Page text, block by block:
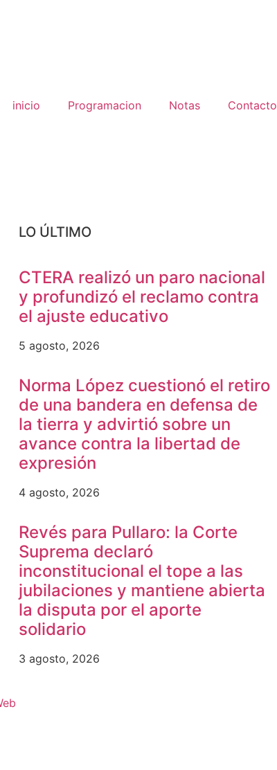
inicio Programacion Notas Contacto
LO ÚLTIMO
CTERA realizó un paro nacional
y profundizó el reclamo contra
el ajuste educativo
5 agosto, 2026
Norma López cuestionó el retiro
de una bandera en defensa de
la tierra y advirtió sobre un
avance contra la libertad de
expresión
4 agosto, 2026
Revés para Pullaro: la Corte
Suprema declaró
inconstitucional el tope a las
jubilaciones y mantiene abierta
la disputa por el aporte
solidario
3 agosto, 2026